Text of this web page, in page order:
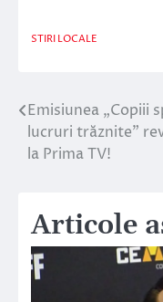
STIRI LOCALE
Navigare
în
Emisiunea „Copiii
lucruri trăznite”
la Prima TV!
Articole